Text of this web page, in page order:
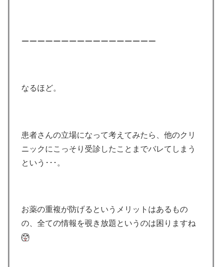
ーーーーーーーーーーーーーーーーー
なるほど。
患者さんの立場になって考えてみたら、他のクリ
ニックにこっそり受診したことまでバレてしまう
という･･･。
お薬の重複が防げるというメリットはあるもの
の、全ての情報を覗き放題というのは困りますね